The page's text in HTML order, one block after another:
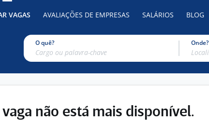
VAGAS AVALIAÇÕES DE EMPRESAS SALÁRIOS BLOG
O quê? Onde?
vaga não está mais disponível.